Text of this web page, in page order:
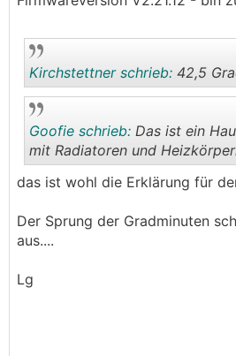
.
Kirchstettner schrieb: 42,5
Goofie schrieb: Das ist ein
mit Radiatoren und
das ist wohl die Erklärung für
Der Sprung der Gradminuten
aus....
Lg